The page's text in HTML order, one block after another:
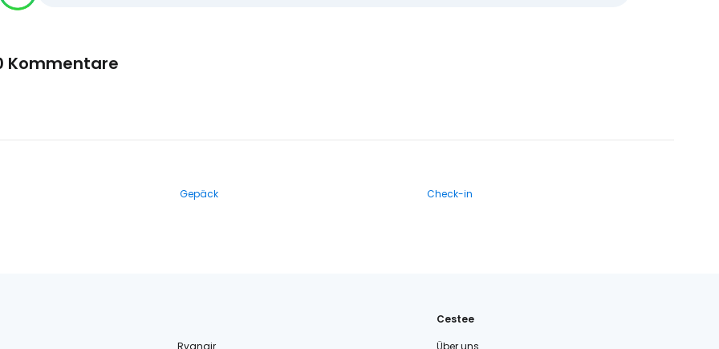
Kommentare
Gepäck Check-in
Ryanair
Cestee
Über uns